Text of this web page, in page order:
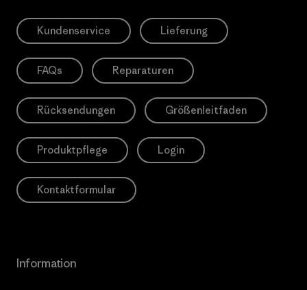
Kundenservice Lieferung
FAQs Reparaturen
Rücksendungen Größenleitfaden
Produktpflege Login
Kontaktformular
Information